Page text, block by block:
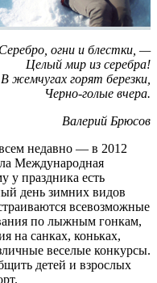
Серебро, огни и блестки, —
Целый мир из серебра!
В жемчугах горят березки,
Черно-голые вчера.
Валерий Брюсов
недавно — в 2012
Международная
у праздника есть
день зимних видов
всевозможные
по лыжным гонкам,
на санках, коньках,
веселые конкурсы.
детей и взрослых